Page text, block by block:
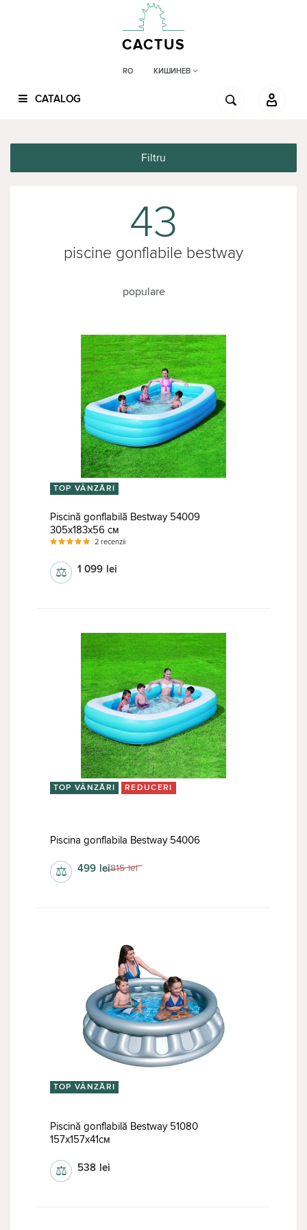
CACTUS
RO КИШИНЕВ
CATALOG
43
piscine gonflabile bestway
TOP VÂNZĂRI
Piscină gonflabilă Bestway 54009
305х183х56 см
2 recenzii
1 099 lei
⚖
TOP VÂNZĂRI REDUCERI
Piscina gonflabila Bestway 54006
815 lei
499 lei
⚖
TOP VÂNZĂRI
Piscină gonflabilă Bestway 51080
157х157x41см
538 lei
⚖
Filtru